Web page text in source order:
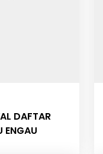
DAFTAR
ENGAU